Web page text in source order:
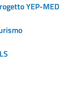
YEP-MED